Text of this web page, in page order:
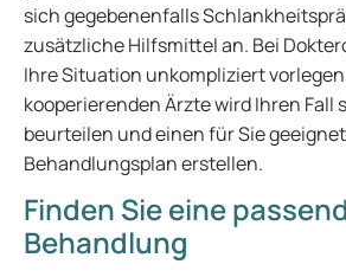
sich gegebenenfalls
zusätzliche Hilfsmittel an. Bei
Ihre Situation unkompliziert
kooperierenden Ärzte wird Ihren Fall
beurteilen und einen für Sie
Behandlungsplan erstellen.
Finden Sie eine
Behandlung